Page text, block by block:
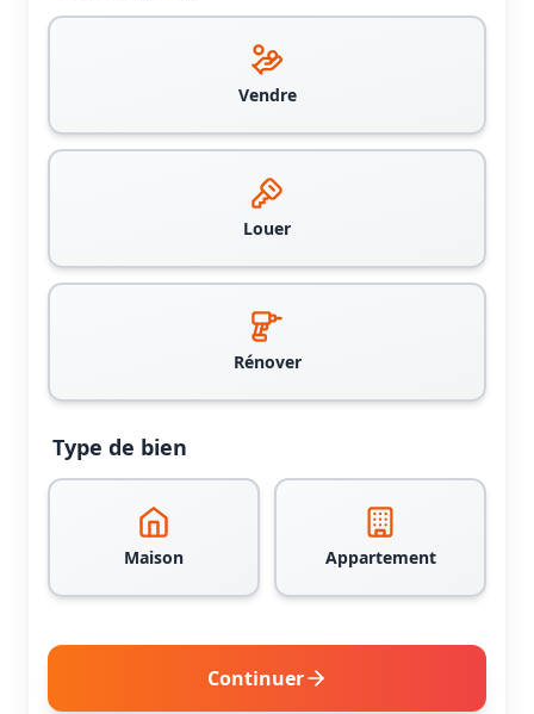
Vendre
Louer
Rénover
Type de bien
Maison Appartement
Continuer